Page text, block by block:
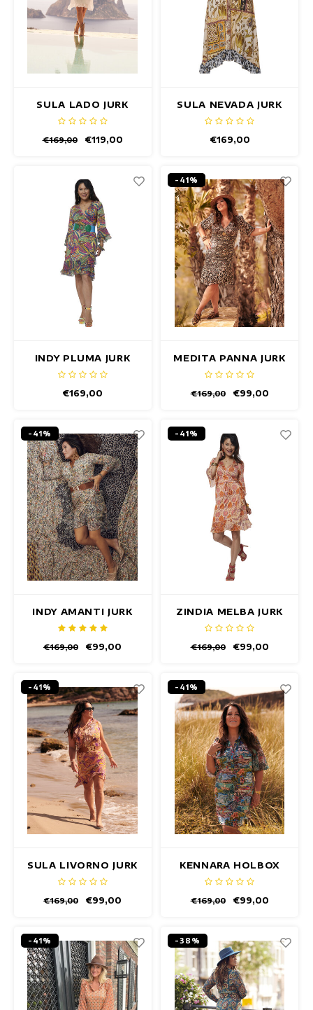
SULA LADO JURK
€169,00 €119,00
SULA NEVADA JURK
€169,00
INDY PLUMA JURK
€169,00
-41%
MEDITA PANNA JURK
€169,00 €99,00
-41%
INDY AMANTI JURK
€169,00 €99,00
-41%
ZINDIA MELBA JURK
€169,00 €99,00
-41%
SULA LIVORNO JURK
€169,00 €99,00
-41%
KENNARA HOLBOX
JURK
€169,00 €99,00
-41% -38%